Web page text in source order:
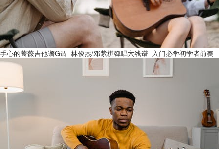
手心的蔷薇吉他谱G调_林俊杰/邓紫棋弹唱六线谱_入门必学初学者前奏